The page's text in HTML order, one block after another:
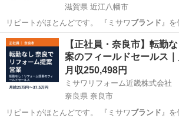
滋賀県 近江八幡市
リピートがほとんどです。 『ミサワ ブランド 』
お客さまへのご…
滋賀 近江八幡市 営業 社会保険
【正社員・奈良市】転勤
案のフィールドセールス
月収250,498円
ミサワリフォーム近畿株式会社
奈良県 奈良市
リピートがほとんどです。 『ミサワ ブランド 』